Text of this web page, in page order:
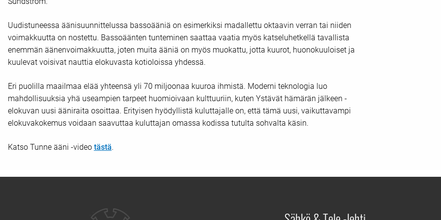
Uudistuneessa äänisuunnittelussa bassoääniä on esimerkiksi madallettu oktaavin verran tai niiden
voimakkuutta on nostettu. Bassoäänten tunteminen saattaa vaatia myös katseluhetkellä tavallista
enemmän äänenvoimakkuutta, joten muita ääniä on myös muokattu, jotta kuurot, huonokuuloiset ja
kuulevat voisivat nauttia elokuvasta kotioloissa yhdessä.
Eri puolilla maailmaa elää yhteensä yli 70 miljoonaa kuuroa ihmistä. Moderni teknologia luo
mahdollisuuksia yhä useampien tarpeet huomioivaan kulttuuriin, kuten Ystävät hämärän jälkeen -
elokuvan uusi ääniraita osoittaa. Erityisen hyödyllistä kuluttajalle on, että tämä uusi, vaikuttavampi
elokuvakokemus voidaan saavuttaa kuluttajan omassa kodissa tutulta sohvalta käsin.
Katso Tunne ääni -video tästä.